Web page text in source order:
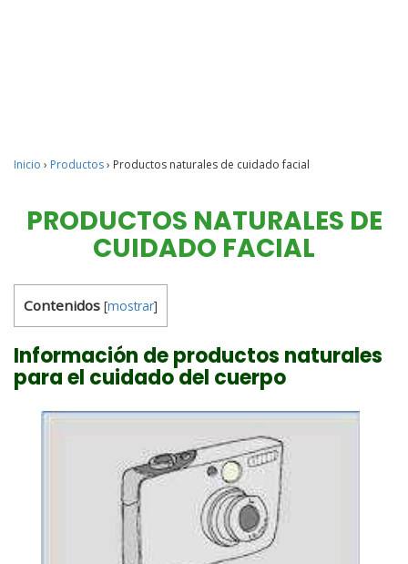
Inicio › Productos› Productos naturales de cuidado facial
PRODUCTOS NATURALES DE
CUIDADO FACIAL
Contenidos [mostrar]
Información de productos naturales
para el cuidado del cuerpo